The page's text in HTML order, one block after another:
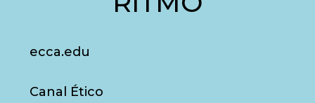
ecca.edu
Canal Ético